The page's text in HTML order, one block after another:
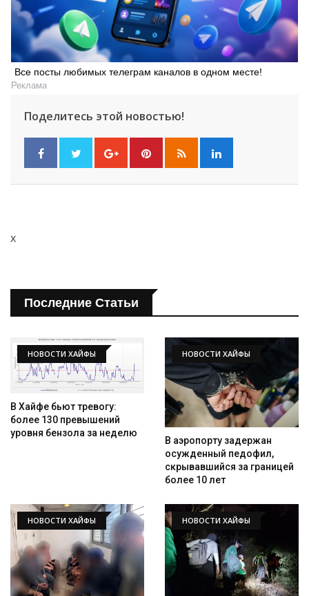
Все посты любимых телеграм каналов в одном месте!
Реклама
Поделитесь этой новостью!
x
Последние Статьи
НОВОСТИ ХАЙФЫ
В Хайфе бьют тревогу:
более 130 превышений
уровня бензола за неделю
НОВОСТИ ХАЙФЫ
В аэропорту задержан
осужденный педофил,
скрывавшийся за границей
более 10 лет
НОВОСТИ ХАЙФЫ НОВОСТИ ХАЙФЫ